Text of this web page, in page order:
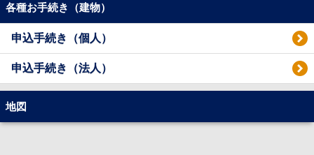
各種お手続き（建物）
申込手続き（個人）
申込手続き（法人）
地図